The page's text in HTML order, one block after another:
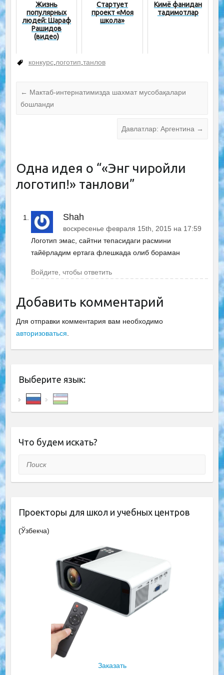
Жизнь
популярных
людей: Шараф
Рашидов
(видео)
Стартует
проект «Моя
школа»
Кимё фанидан
тақдимотлар
конкурс, логотип танлов
← Мактаб-интернатимизда шахмат мусобақалари
бошланди
Давлатлар: Аргентина →
Одна идея о “«Энг чиройли
логотип!» танлови”
Shah
воскресенье февраля 15th, 2015 на 17:59
Логотип эмас, сайтни тепасидаги расмини
тайёрладим ертага флешкада олиб бораман
Войдите, чтобы ответить
Добавить комментарий
Для отправки комментария вам необходимо
авторизоваться.
Выберите язык:
Что будем искать?
Поиск
Проекторы для школ и учебных центров
(Ўзбекча)
Заказать